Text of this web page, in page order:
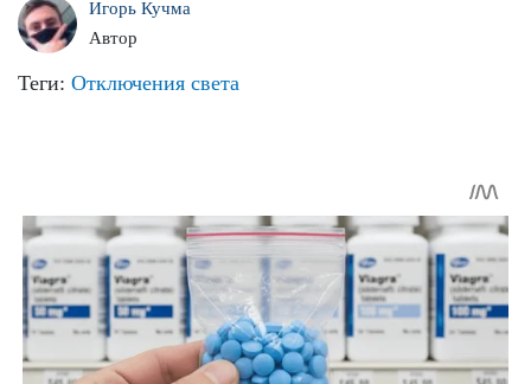
Игорь Кучма
Автор
Теги: Отключения света